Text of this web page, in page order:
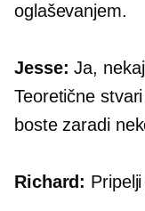
oglaševanjem.
Jesse: Ja,
Teoretične
boste zaradi
Richard: